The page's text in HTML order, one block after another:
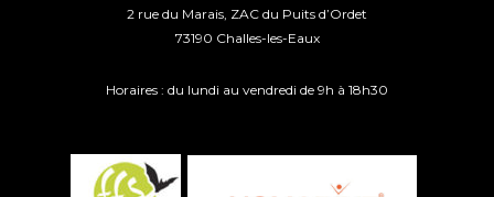
2 rue du Marais, ZAC du Puits d’Ordet
73190 Challes-les-Eaux
Horaires : du lundi au vendredi de 9h à 18h30